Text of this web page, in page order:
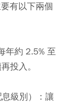
有以下兩個
年約 2.5% 至
投入。
級別）：讓